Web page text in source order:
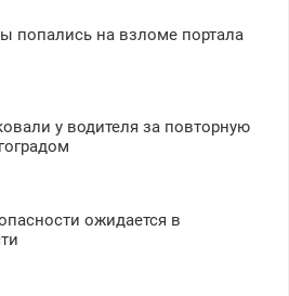
попались на взломе портала
у водителя за повторную
ожидается в